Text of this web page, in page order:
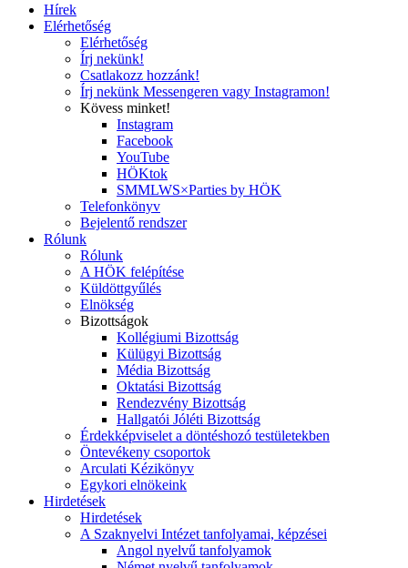
Hírek
Elérhetőség
Elérhetőség
Írj nekünk!
Csatlakozz hozzánk!
Írj nekünk Messengeren vagy Instagramon!
Kövess minket!
Instagram
Facebook
YouTube
HÖKtok
SMMLWS×Parties by HÖK
Telefonkönyv
Bejelentő rendszer
Rólunk
Rólunk
A HÖK felépítése
Küldöttgyűlés
Elnökség
Bizottságok
Kollégiumi Bizottság
Külügyi Bizottság
Média Bizottság
Oktatási Bizottság
Rendezvény Bizottság
Hallgatói Jóléti Bizottság
Érdekképviselet a döntéshozó testületekben
Öntevékeny csoportok
Arculati Kézikönyv
Egykori elnökeink
Hirdetések
Hirdetések
A Szaknyelvi Intézet tanfolyamai, képzései
Angol nyelvű tanfolyamok